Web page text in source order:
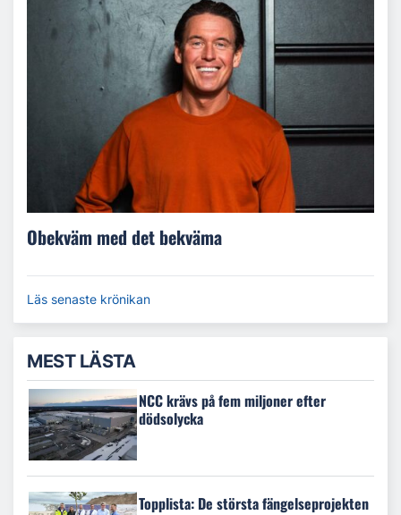
Obekväm med det bekväma
Läs senaste krönikan
MEST LÄSTA
NCC krävs på fem miljoner efter
dödsolycka
Topplista: De största fängelseprojekten